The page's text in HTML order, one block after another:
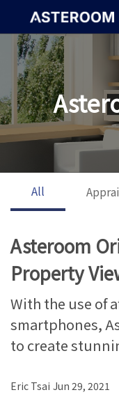
All
Asteroom
Property
With the use of
smartphones,
to create
Eric Tsai Jun 29, 2021